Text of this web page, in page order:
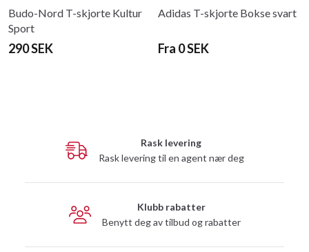
Budo-Nord T-skjorte Kultur
Sport
290 SEK
Adidas T-skjorte Bokse svart
Fra 0 SEK
Rask levering
Rask levering til en agent nær deg
Klubb rabatter
Benytt deg av tilbud og rabatter